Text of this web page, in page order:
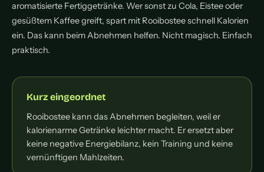
aromatisierte Fertiggetränke. Wer sonst zu Cola, Eistee oder
gesüßtem Kaffee greift, spart mit Rooibostee schnell Kalorien
ein. Das kann beim Abnehmen helfen. Nicht magisch. Einfach
praktisch.
Kurz eingeordnet
Rooibostee kann das Abnehmen begleiten, weil er
kalorienarme Getränke leichter macht. Er ersetzt aber
keine negative Energiebilanz, kein Training und keine
vernünftigen Mahlzeiten.